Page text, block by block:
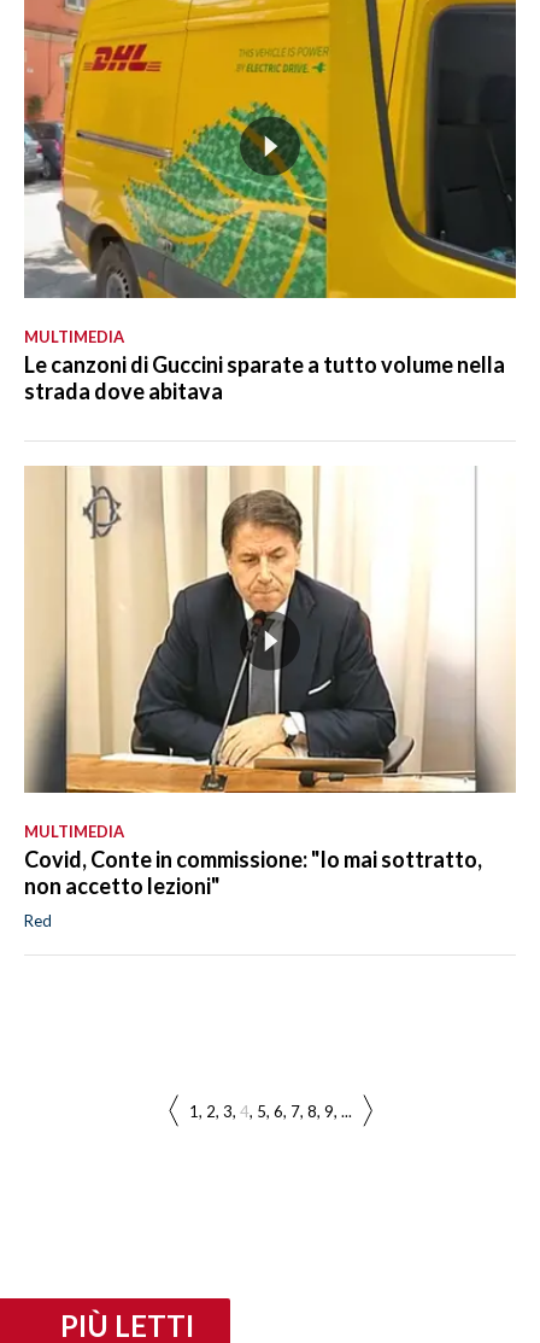
MULTIMEDIA
Le canzoni di Guccini sparate a tutto volume nella
strada dove abitava
MULTIMEDIA
Covid, Conte in commissione: "Io mai sottratto,
non accetto lezioni"
Red
1 2 3 4 5 6 7 8 9 ...
PIÙ LETTI